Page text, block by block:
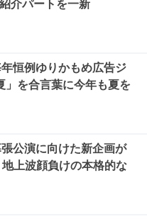
介パートを一新
恒例ゆりかもめ広告ジ
」を合言葉に今年も夏を
公演に向けた新企画が
上波顔負けの本格的な